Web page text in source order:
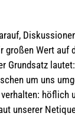
großen Wert auf
Grundsatz
um uns
höflich
unserer